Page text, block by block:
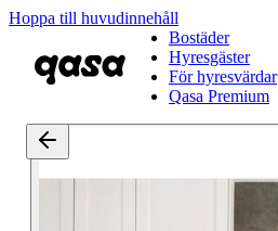
Hoppa till huvudinnehåll
Bostäder
Hyresgäster
För hyresvärdar
Qasa Premium